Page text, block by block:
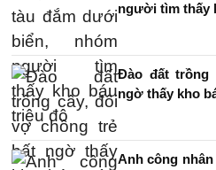
người tìm thấy
Đào đất trồng
ngờ thấy kho
Anh công